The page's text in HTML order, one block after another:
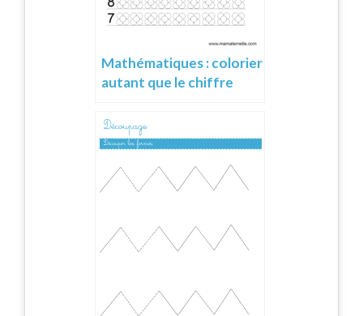
Mathématiques : colorier
autant que le chiffre